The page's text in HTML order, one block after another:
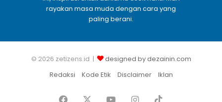
rayakan masa muda dengan cara yang
paling berani.
© 2026 zetizens.id |
designed by dezainin.com
Redaksi
Kode Etik Disclaimer Iklan
Facebook YouTubeInstagram